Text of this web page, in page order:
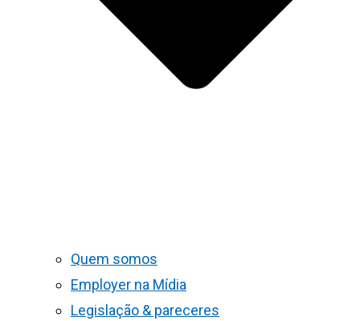
Quem somos
Employer na Mídia
Legislação & pareceres